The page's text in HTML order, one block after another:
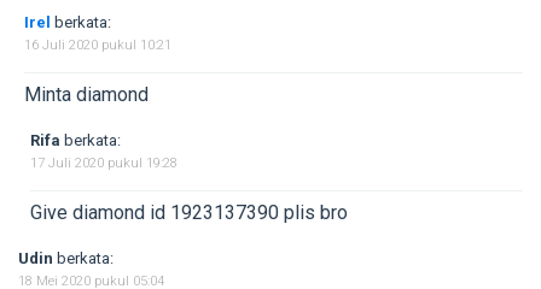
Irel berkata:
16 Juli 2020 pukul 10:21
Minta diamond
Rifa berkata:
17 Juli 2020 pukul 19:28
Give diamond id 1923137390 plis bro
Udin berkata:
18 Mei 2020 pukul 05:04